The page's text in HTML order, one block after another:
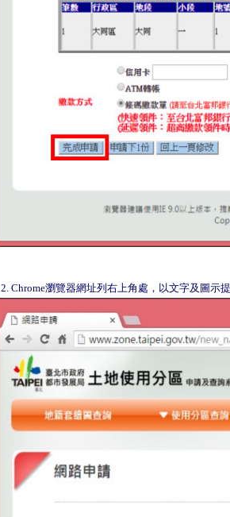
2. Chrome瀏覽器網址列右上角處，以文字及圖示